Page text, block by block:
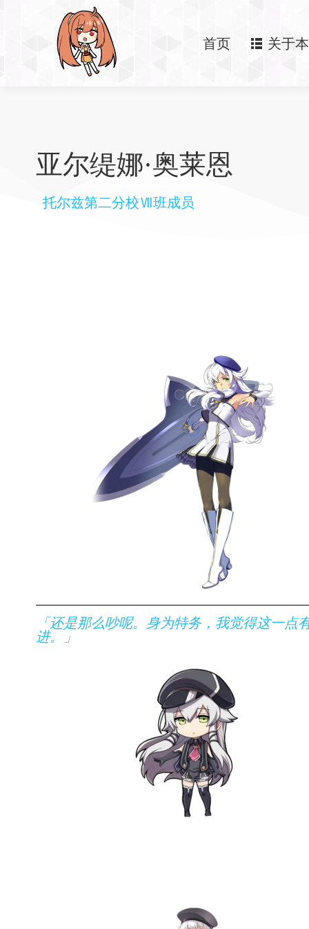
首页 关于
亚尔缇娜·奥莱恩
托尔兹第二分校Ⅶ班成员
「还是那么吵呢。身为特务，我觉得这一点
进。」